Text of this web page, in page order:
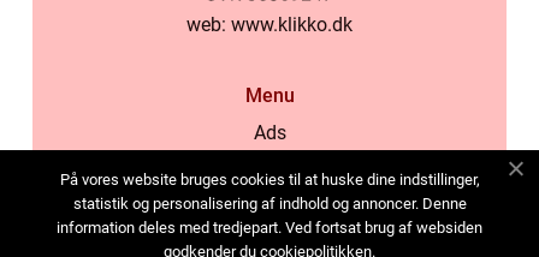
web: www.klikko.dk
Menu
Ads
Cookies
Contact
På vores website bruges cookies til at huske dine indstillinger,
statistik og personalisering af indhold og annoncer. Denne
information deles med tredjepart. Ved fortsat brug af websiden
godkender du cookiepolitikken.